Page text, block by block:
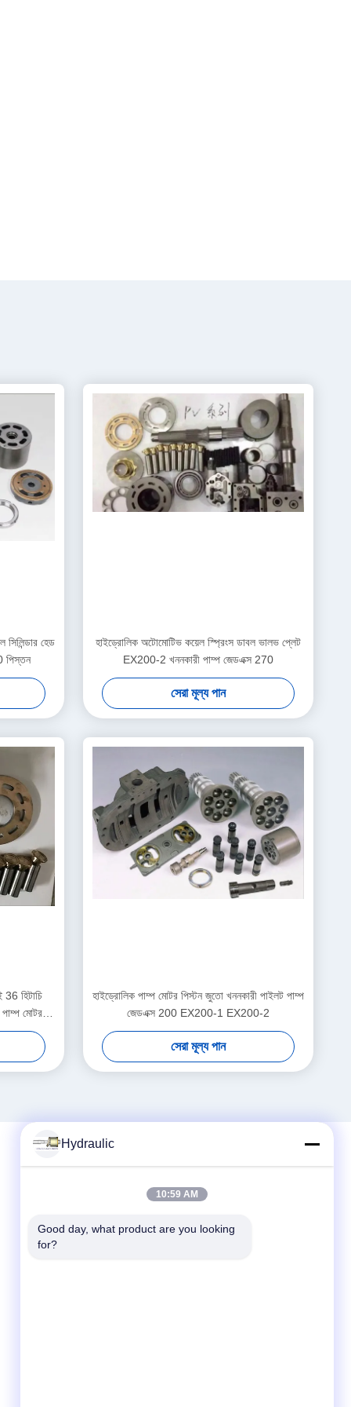
হেড
পিস্তন
হাইড্রোলিক অটোমোটিভ কয়েল স্প্রিংস ডাবল ভালভ প্লেট
EX200-2 খননকারী পাম্প জেডএক্স 270
সেরা মূল্য পান
হিটাচি
পাম্প মোটর
হাইড্রোলিক পাম্প মোটর পিস্টন জুতো খননকারী পাইলট পাম্প
জেডএক্স 200 EX200-1 EX200-2
সেরা মূল্য পান
টেলিফোন:
Hydraulic
10:59 AM
Good day, what product are you looking
for?